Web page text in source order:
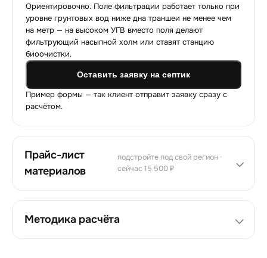
Ориентировочно. Поле фильтрации работает только при
уровне грунтовых вод ниже дна траншеи не менее чем
на метр — на высоком УГВ вместо поля делают
фильтрующий насыпной холм или ставят станцию
биоочистки.
Оставить заявку на септик
Пример формы — так клиент отправит заявку сразу с
расчётом.
Прайс-лист
материалов
подстройте под свой регион ·
сейчас 15 500 ₽
Методика расчёта